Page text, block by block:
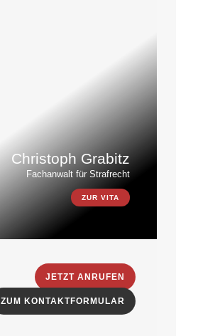
Christoph Grabitz
Fachanwalt für Strafrecht
ZUR VITA
JETZT ANRUFEN
ZUM KONTAKTFORMULAR